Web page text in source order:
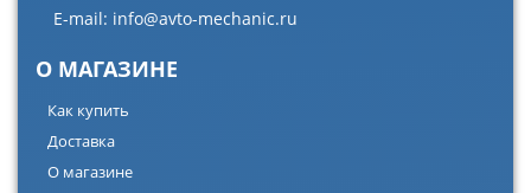
E-mail: info@avto-mechanic.ru
О МАГАЗИНЕ
Как купить
Доставка
О магазине